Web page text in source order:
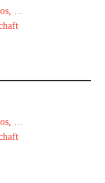
...
...